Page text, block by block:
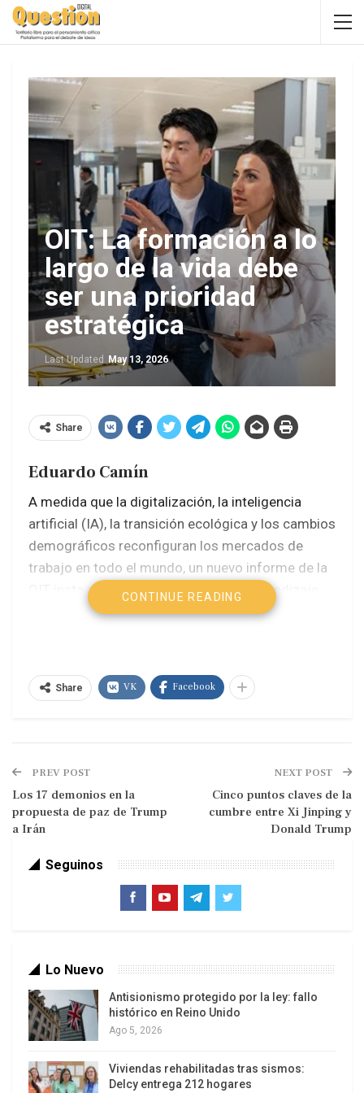
OIT: La formación a lo
largo de la vida debe
ser una prioridad
estratégica
Last Updated May 13, 2026
Share
Eduardo Camín
A medida que la digitalización, la inteligencia
artificial (IA), la transición ecológica y los cambios
demográficos reconfiguran los mercados de
trabajo en todo el mundo, un nuevo informe de la
OIT insta a los gobiernos a situar el aprendizaje
permanente como un pilar central de la política
aprendizaje permanente sólidos e inclusivos, las
transformaciones digital, verde y demográfica
análisis de vacantes en línea, datos institucionales
y una revisión de 174 estudios sobre lo que
funciona en materia de formación, el
para el futuro
advierte que, sin una mayor
inversión en sistemas de aprendizaje inclusivos,
estas transformaciones corren el riesgo de
CONTINUE READING
Share VK Facebook
PREV POST
Los 17 demonios en la
propuesta de paz de Trump
a Irán
NEXT POST
Cinco puntos claves de la
cumbre entre Xi Jinping y
Donald Trump
Seguinos
Lo Nuevo
Antisionismo protegido por la ley: fallo
histórico en Reino Unido
Ago 5, 2026
Viviendas rehabilitadas tras sismos:
Delcy entrega 212 hogares